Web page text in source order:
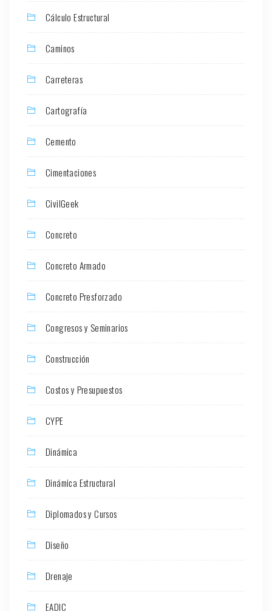
Cálculo Estructural
Caminos
Carreteras
Cartografía
Cemento
Cimentaciones
CivilGeek
Concreto
Concreto Armado
Concreto Presforzado
Congresos y Seminarios
Construcción
Costos y Presupuestos
CYPE
Dinámica
Dinámica Estructural
Diplomados y Cursos
Diseño
Drenaje
EADIC